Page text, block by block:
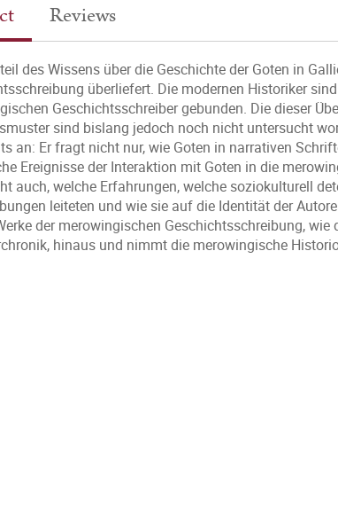
Reviews
des Wissens über die Geschichte der Goten in
überliefert. Die modernen Historiker
Geschichtsschreiber gebunden. Die dieser
sind bislang jedoch noch nicht untersucht
an: Er fragt nicht nur, wie Goten in narrativen
Ereignisse der Interaktion mit Goten in die
auch, welche Erfahrungen, welche soziokulturell
leiteten und wie sie auf die Identität der
der merowingischen Geschichtsschreibung,
hinaus und nimmt die merowingische